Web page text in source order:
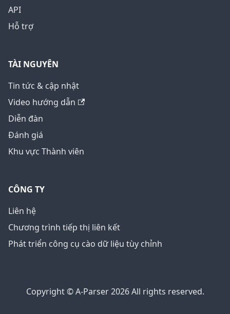
API
Hỗ trợ
TÀI NGUYÊN
Tin tức & cập nhật
Video hướng dẫn
Diễn đàn
Đánh giá
Khu vực Thành viên
CÔNG TY
Liên hệ
Chương trình tiếp thị liên kết
Phát triển công cụ cào dữ liệu tùy chỉnh
Copyright © A-Parser 2026 All rights reserved.